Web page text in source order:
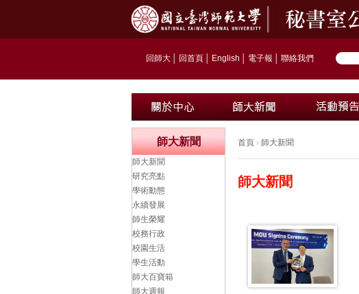
回師大 回首頁 English 電子報 聯絡我們
首頁 › 師大新聞
師大新聞
師大新聞
師大新聞
研究亮點
學術動態
永續發展
師生榮耀
校務行政
校園生活
學生活動
師大百寶箱
師大週報